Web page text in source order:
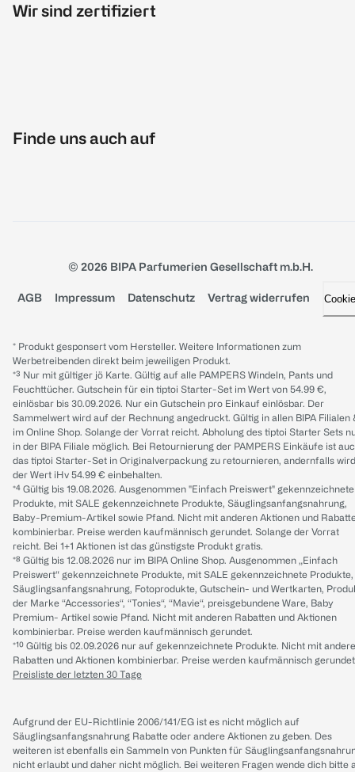
Wir sind zertifiziert
Finde uns auch auf
© 2026 BIPA Parfumerien Gesellschaft m.b.H.
AGB Impressum Datenschutz Vertrag widerrufen
* Produkt gesponsert vom Hersteller. Weitere Informationen zum
Werbetreibenden direkt beim jeweiligen Produkt.
*³ Nur mit gültiger jö Karte. Gültig auf alle PAMPERS Windeln, Pants und
Feuchttücher. Gutschein für ein tiptoi Starter-Set im Wert von 54.99 €,
einlösbar bis 30.09.2026. Nur ein Gutschein pro Einkauf einlösbar. Der
Sammelwert wird auf der Rechnung angedruckt. Gültig in allen BIPA Filialen
im Online Shop. Solange der Vorrat reicht. Abholung des tiptoi Starter Sets
in der BIPA Filiale möglich. Bei Retournierung der PAMPERS Einkäufe ist
das tiptoi Starter-Set in Originalverpackung zu retournieren, andernfalls wird
der Wert iHv 54.99 € einbehalten.
*⁴ Gültig bis 19.08.2026. Ausgenommen "Einfach Preiswert" gekennzeichnete
Produkte, mit SALE gekennzeichnete Produkte, Säuglingsanfangsnahrung,
Baby-Premium-Artikel sowie Pfand. Nicht mit anderen Aktionen und
kombinierbar. Preise werden kaufmännisch gerundet. Solange der Vorrat
reicht. Bei 1+1 Aktionen ist das günstigste Produkt gratis.
*⁸ Gültig bis 12.08.2026 nur im BIPA Online Shop. Ausgenommen „Einfach
Preiswert“ gekennzeichnete Produkte, mit SALE gekennzeichnete Produkte,
Säuglingsanfangsnahrung, Fotoprodukte, Gutschein- und Wertkarten,
der Marke “Accessories“, “Tonies“, “Mavie“, preisgebundene Ware, Baby
Premium- Artikel sowie Pfand. Nicht mit anderen Rabatten und Aktionen
kombinierbar. Preise werden kaufmännisch gerundet.
*¹⁰ Gültig bis 02.09.2026 nur auf gekennzeichnete Produkte. Nicht mit
Rabatten und Aktionen kombinierbar. Preise werden kaufmännisch
Preisliste der letzten 30 Tage
Aufgrund der EU-Richtlinie 2006/141/EG ist es nicht möglich auf
Säuglingsanfangsnahrung Rabatte oder andere Aktionen zu geben. Des
weiteren ist ebenfalls ein Sammeln von Punkten für
nicht erlaubt und daher nicht möglich. Bei weiteren Fragen wende dich bitte